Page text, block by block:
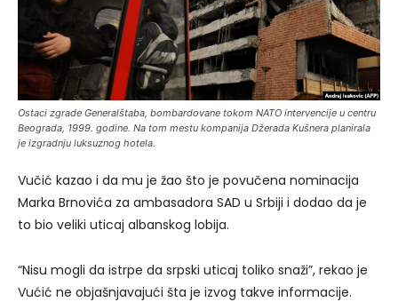
Ostaci zgrade Generalštaba, bombardovane tokom NATO intervencije u centru
Beograda, 1999. godine. Na tom mestu kompanija Džerada Kušnera planirala
je izgradnju luksuznog hotela.
Vučić kazao i da mu je žao što je povučena nominacija
Marka Brnovića za ambasadora SAD u Srbiji i dodao da je
to bio veliki uticaj albanskog lobija.
“Nisu mogli da istrpe da srpski uticaj toliko snaži”, rekao je
Vućić ne objašnjavajući šta je izvog takve informacije.